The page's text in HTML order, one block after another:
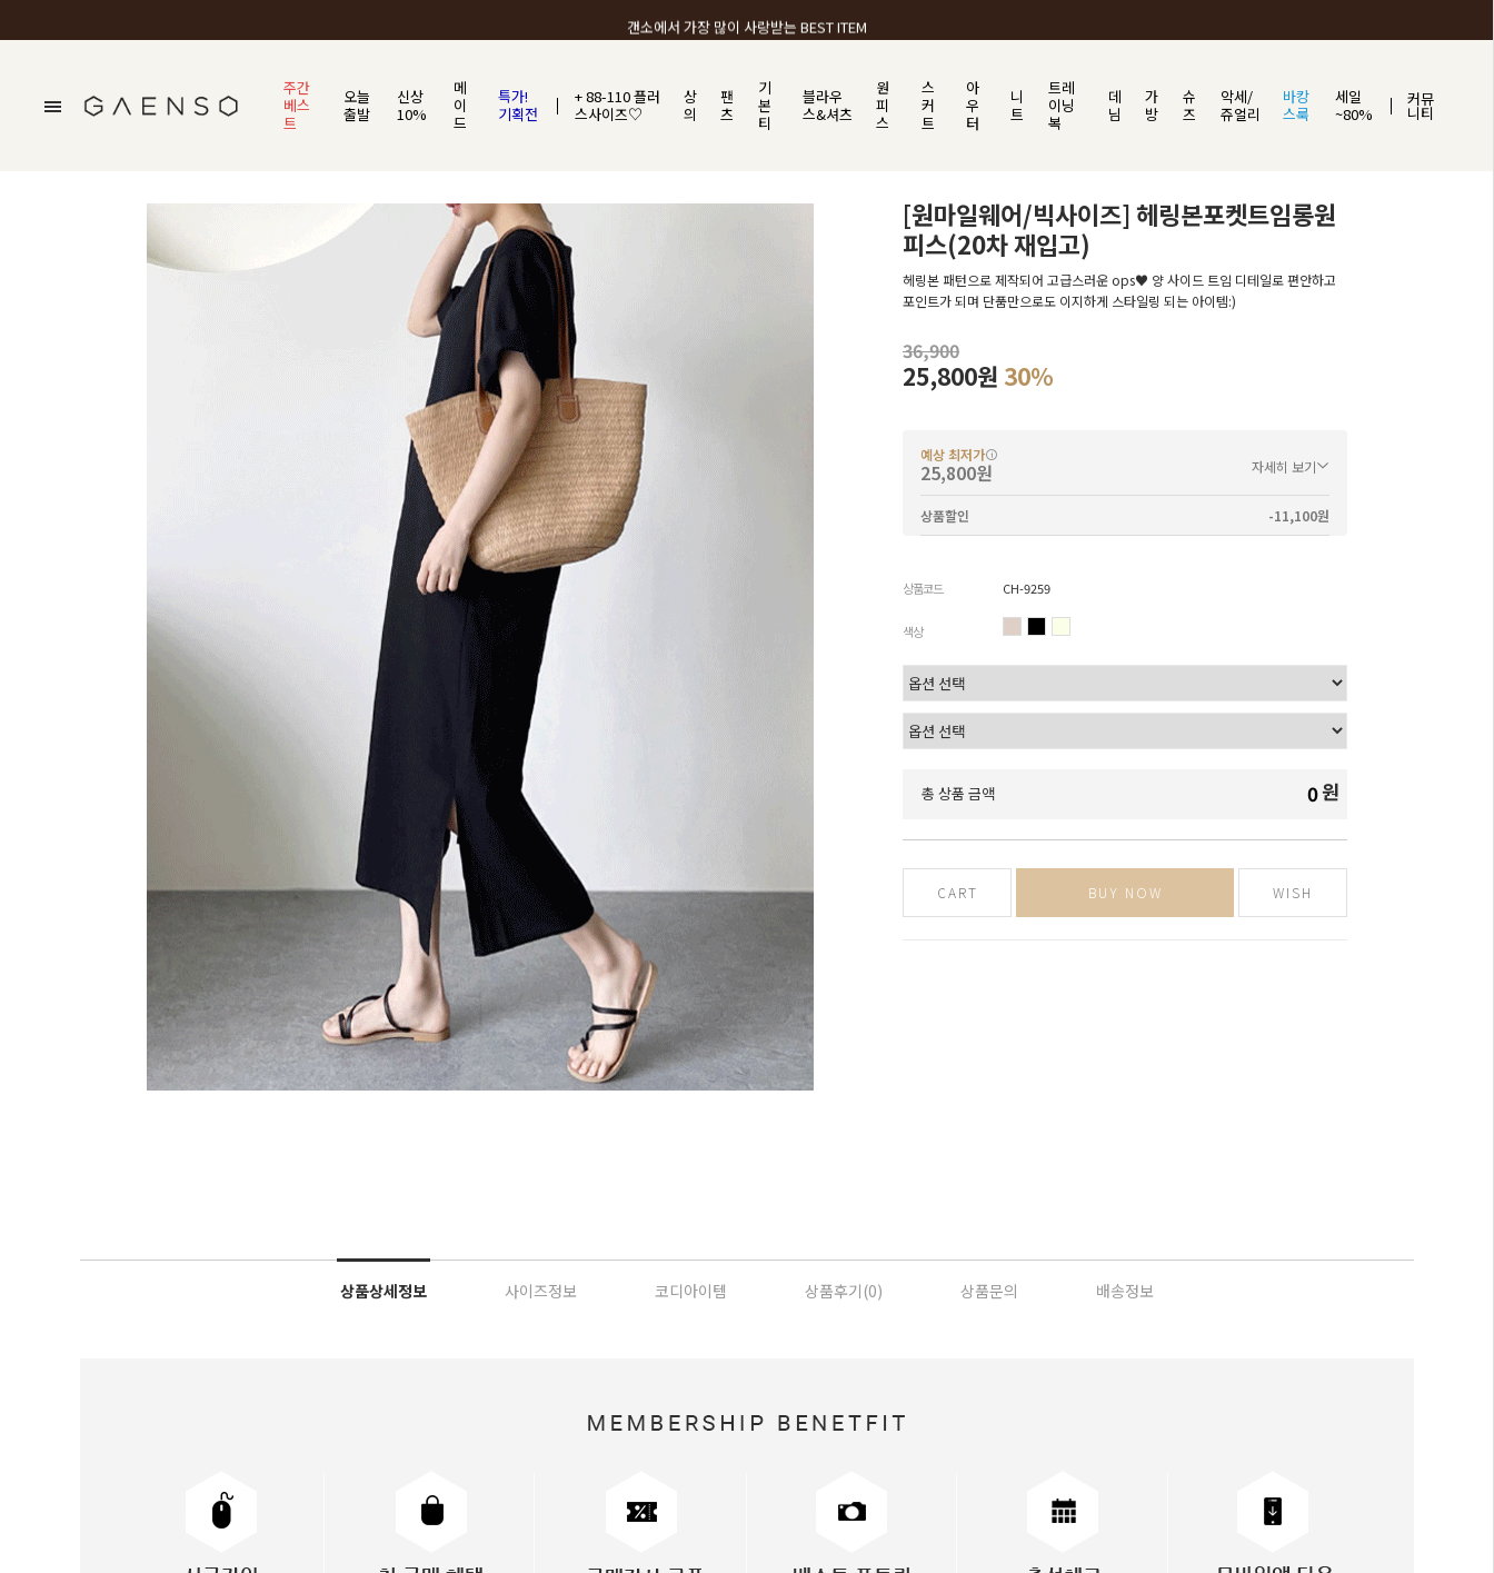
갠소에서 가장 많이 사랑받는 BEST ITEM
주간
베스
트
오늘
출발
신상
10%
메
이
드
특가!
기획전
+ 88-110 플러
스사이즈♡
상
의
팬
츠
기
본
티
블라우
스&셔츠
원
피
스
스
커
트
아
우
터
니
트
트레
이닝
복
데
님
가
방
슈
즈
악세/
쥬얼리
바캉
스룩
세일
~80%
커뮤
니티
[원마일웨어/빅사이즈] 헤링본포켓트임롱원
피스(20차 재입고)
헤링본 패턴으로 제작되어 고급스러운 ops♥ 양 사이드 트임 디테일로 편안하고
포인트가 되며 단품만으로도 이지하게 스타일링 되는 아이템:)
36,900
25,800원 30%
예상 최저가
25,800원 자세히 보기
상품할인 -11,100원
상품코드 CH-9259
색상
총 상품 금액 0원
CART BUY NOW WISH
상품상세정보 사이즈정보 코디아이템 상품후기(0) 상품문의 배송정보